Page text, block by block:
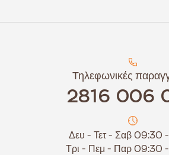
Τηλεφωνικές
2816 006
Δευ - Τετ - Σαβ 09:30
Τρι - Πεμ - Παρ 09:30